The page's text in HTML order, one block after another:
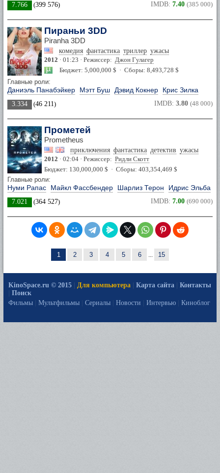
7.766 (399 576) IMDB: 7.40 (385 000)
Пираньи 3DD
Piranha 3DD
комедия фантастика триллер ужасы
2012 · 01:23 · Режиссер: Джон Гулагер
Бюджет: 5,000,000 $ · Сборы: 8,493,728 $
Главные роли:
Даниэль Панабэйкер Мэтт Буш Дэвид Кокнер Крис Зилка
3.334 (46 211) IMDB: 3.80 (48 000)
Прометей
Prometheus
приключения фантастика детектив ужасы
2012 · 02:04 · Режиссер: Ридли Скотт
Бюджет: 130,000,000 $ · Сборы: 403,354,469 $
Главные роли:
Нуми Рапас Майкл Фассбендер Шарлиз Терон Идрис Эльба
7.021 (364 527) IMDB: 7.00 (690 000)
1 2 3 4 5 6 ... 15
KinoSpace.ru © 2015 Для компьютера Карта сайта
Контакты
Поиск
Фильмы
Мультфильмы Сериалы Новости Интервью Киноблог